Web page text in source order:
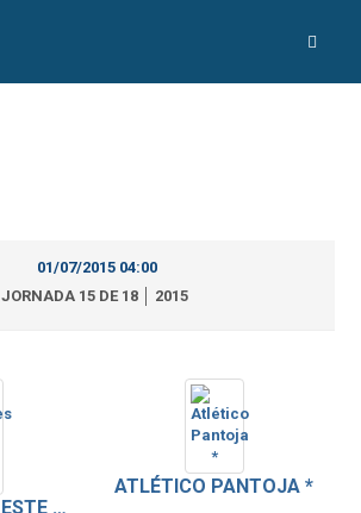
01/07/2015 04:00
JORNADA 15 DE 18 │ 2015
DELFINES DEL ESTE FC *
ATLÉTICO PANTOJA *